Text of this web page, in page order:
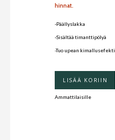
hinnat.
-Päällyslakka
-Sisältää timanttipölyä
-Tuo upean kimallusefekti
LISÄÄ KORIIN
Ammattilaisille